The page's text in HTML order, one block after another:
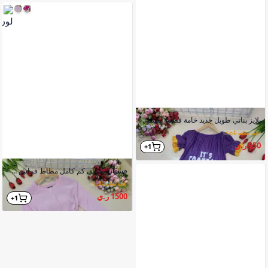
بلايز بناتي طويل جديد خامة قطنية نقشات أنيقة
في تيشيرتات>
950 ر.ي 1+
فستان نسائي كم كامل مطاط قماش صوف درجة أولى
في تيشيرتات>
1500 ر.ي 1+